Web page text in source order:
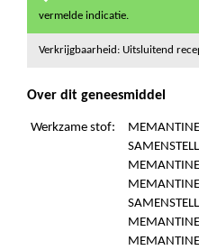
vermelde indicatie.
Verkrijgbaarheid: Uitsluitend
Over dit geneesmiddel
Werkzame stof: